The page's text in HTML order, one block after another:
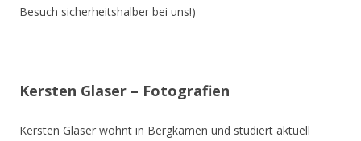
Besuch sicherheitshalber bei uns!)
Kersten Glaser – Fotografien
Kersten Glaser wohnt in Bergkamen und studiert aktuell